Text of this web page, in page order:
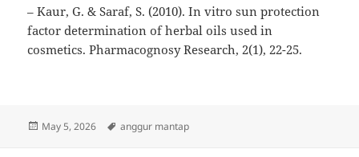
– Kaur, G. & Saraf, S. (2010). In vitro sun protection
factor determination of herbal oils used in
cosmetics. Pharmacognosy Research, 2(1), 22-25.
Posted
May 5, 2026 Tags
anggur mantap